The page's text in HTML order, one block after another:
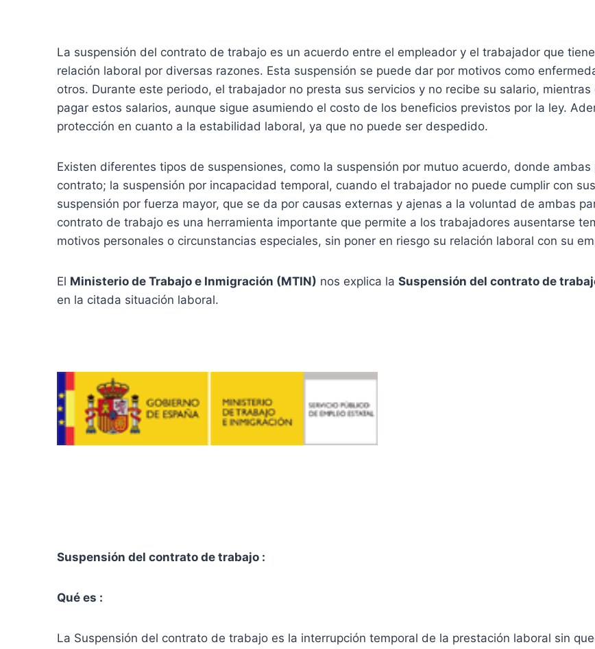
La suspensión del contrato de trabajo es un acuerdo entre el empleador y el trabajador que
relación laboral por diversas razones. Esta suspensión se puede dar por motivos como
otros. Durante este periodo, el trabajador no presta sus servicios y no recibe su salario,
pagar estos salarios, aunque sigue asumiendo el costo de los beneficios previstos por la ley.
protección en cuanto a la estabilidad laboral, ya que no puede ser despedido.
Existen diferentes tipos de suspensiones, como la suspensión por mutuo acuerdo, donde
contrato; la suspensión por incapacidad temporal, cuando el trabajador no puede cumplir con
suspensión por fuerza mayor, que se da por causas externas y ajenas a la voluntad de ambas
contrato de trabajo es una herramienta importante que permite a los trabajadores ausentarse
motivos personales o circunstancias especiales, sin poner en riesgo su relación laboral con su
El Ministerio de Trabajo e Inmigración (MTIN) nos explica la Suspensión del contrato de
en la citada situación laboral.
Suspensión del contrato de trabajo :
Qué es :
La Suspensión del contrato de trabajo es la interrupción temporal de la prestación laboral sin